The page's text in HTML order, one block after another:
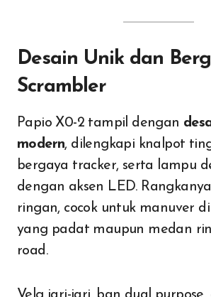
Desain Unik dan
Scrambler
Papio X0-2 tampil dengan
modern, dilengkapi knalpot
bergaya tracker, serta lampu
dengan aksen LED.
ringan, cocok untuk manuver
yang padat maupun medan
road.